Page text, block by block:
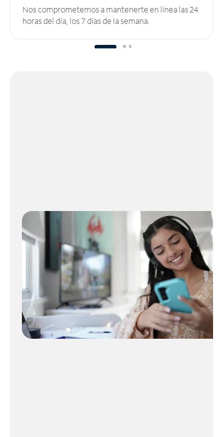
Nos comprometemos a mantenerte en línea las 24
horas del día, los 7 días de la semana.